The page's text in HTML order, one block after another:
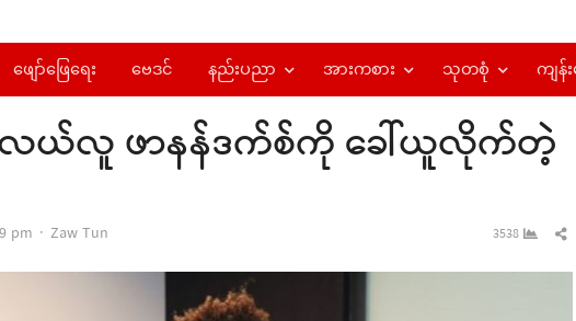
ဖျော်ဖြေရေး ဗေဒင် နည်းပညာ အားကစား သုတစုံ ကျန်း
ယ်လူ ဖာနန်ဒက်စ်ကို ခေါ်ယူလိုက်တဲ့
pm Author
Zaw Tun 3538